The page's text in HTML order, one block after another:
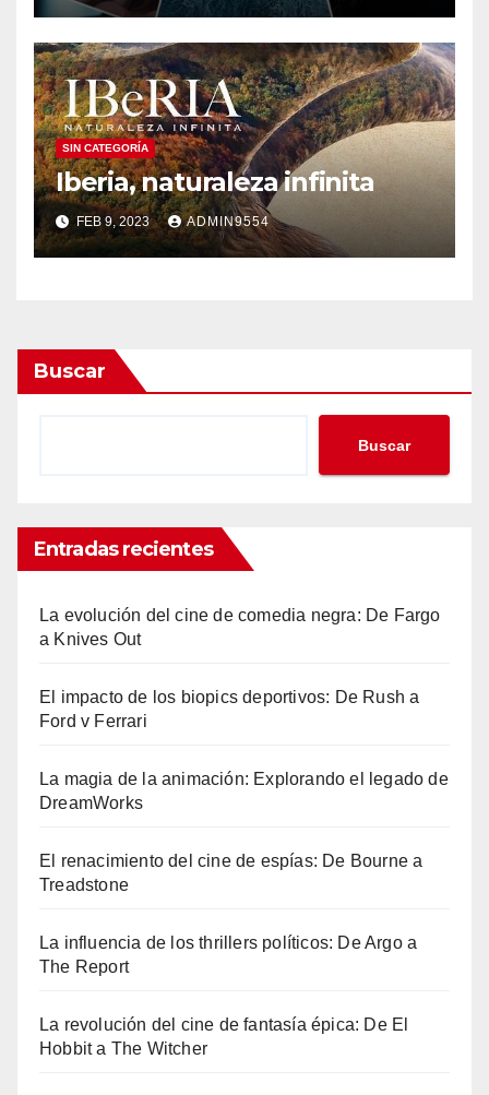
SIN CATEGORÍA
Iberia, naturaleza infinita
FEB 9, 2023 ADMIN9554
Buscar
Buscar
Entradas recientes
La evolución del cine de comedia negra: De Fargo
a Knives Out
El impacto de los biopics deportivos: De Rush a
Ford v Ferrari
La magia de la animación: Explorando el legado de
DreamWorks
El renacimiento del cine de espías: De Bourne a
Treadstone
La influencia de los thrillers políticos: De Argo a
The Report
La revolución del cine de fantasía épica: De El
Hobbit a The Witcher